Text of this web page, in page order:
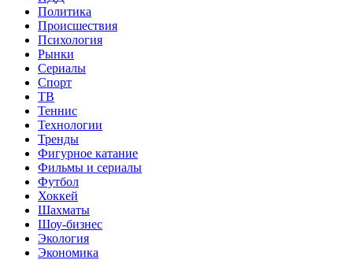
Политика
Происшествия
Психология
Рынки
Сериалы
Спорт
ТВ
Теннис
Технологии
Тренды
Фигурное катание
Фильмы и сериалы
Футбол
Хоккей
Шахматы
Шоу-бизнес
Экология
Экономика